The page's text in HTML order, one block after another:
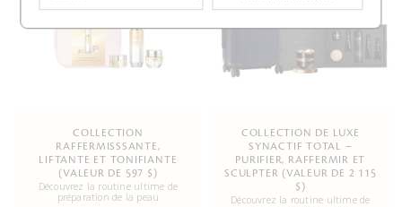
COLLECTION
RAFFERMISSSANTE,
LIFTANTE ET TONIFIANTE
(VALEUR DE 597 $)
Découvrez la routine ultime de
préparation de la peau
COLLECTION DE LUXE
SYNACTIF TOTAL –
PURIFIER, RAFFERMIR ET
SCULPTER (VALEUR DE 2 115
$)
Découvrez la routine ultime de